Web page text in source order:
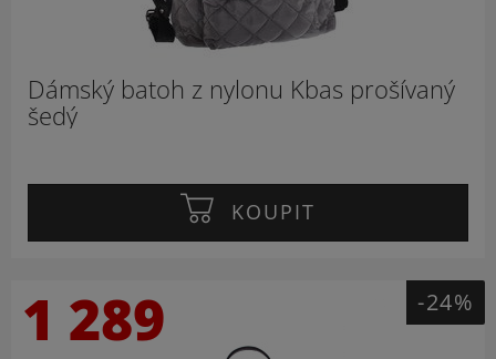
Dámský batoh z nylonu Kbas prošívaný
šedý
KOUPIT
1 289 -24%